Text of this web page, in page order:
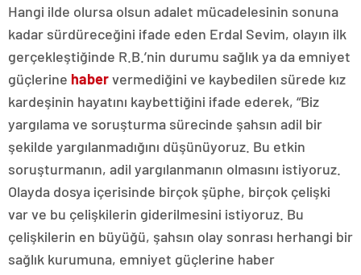
Hangi ilde olursa olsun adalet mücadelesinin sonuna
kadar sürdüreceğini ifade eden Erdal Sevim, olayın ilk
gerçekleştiğinde R.B.’nin durumu sağlık ya da emniyet
güçlerine habervermediğini ve kaybedilen sürede kız
kardeşinin hayatını kaybettiğini ifade ederek, “Biz
yargılama ve soruşturma sürecinde şahsın adil bir
şekilde yargılanmadığını düşünüyoruz. Bu etkin
soruşturmanın, adil yargılanmanın olmasını istiyoruz.
Olayda dosya içerisinde birçok şüphe, birçok çelişki
var ve bu çelişkilerin giderilmesini istiyoruz. Bu
çelişkilerin en büyüğü, şahsın olay sonrası herhangi bir
sağlık kurumuna, emniyet güçlerine haber